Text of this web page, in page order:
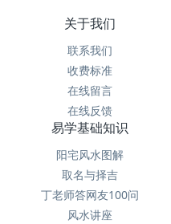
关于我们
联系我们
收费标准
在线留言
在线反馈
易学基础知识
阳宅风水图解
取名与择吉
丁老师答网友100问
风水讲座